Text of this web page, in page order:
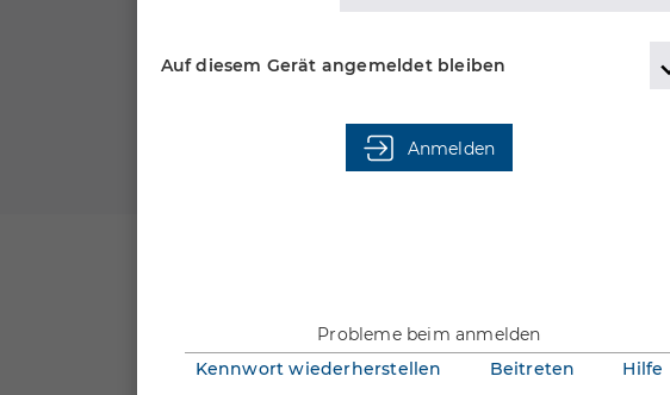
Du bist nicht angemeldet.
Auf diesem Gerät angemeldet bleiben
Anmelden
Probleme beim anmelden
Kennwort wiederherstellen
Beitreten Hilfe